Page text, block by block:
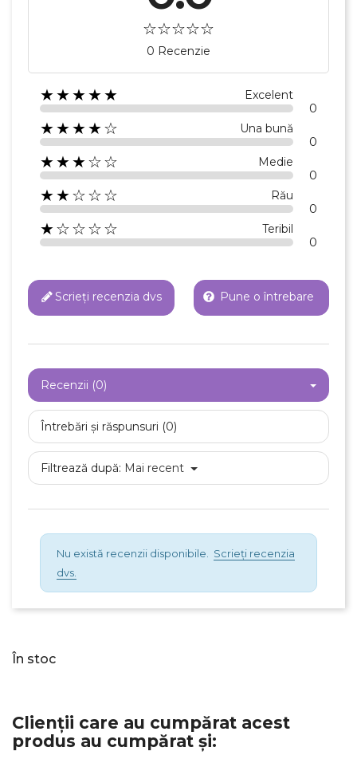
0 Recenzie
★★★★★ Excelent
0
★★★★☆ Una bună
0
★★★☆☆ Medie
0
★★☆☆☆ Rău
0
★☆☆☆☆ Teribil
0
Scrieți recenzia dvs Pune o întrebare
Recenzii (0)
Întrebări și răspunsuri (0)
Filtrează după: Mai recent
Nu există recenzii disponibile. Scrieți recenzia
dvs.
În stoc
Clienții care au cumpărat acest
produs au cumpărat și: